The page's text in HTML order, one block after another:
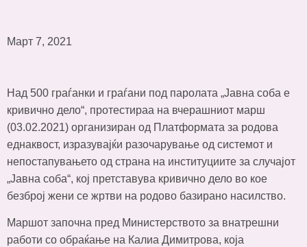
Март 7, 2021
Над 500 граѓанки и граѓани под паролата „Јавна соба е
кривично дело“, протестираа на вчерашниот марш
(03.02.2021) организиран од Платформата за родова
еднаквост, изразувајќи разочарување од системот и
непостапувањето од страна на институциите за случајот
„Јавна соба“, кој претставува кривично дело во кое
безброј жени се жртви на родово базирано насилство.
Маршот започна пред Министерството за внатрешни
работи со обраќање на Калиа Димитрова, која